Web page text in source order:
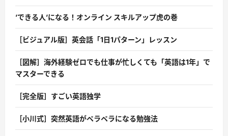
’できる人’になる！オンライン スキルアップ虎の巻
［ビジュアル版］英会話「1日1パターン」レッスン
［図解］海外経験ゼロでも仕事が忙しくても「英語は1年」で
マスターできる
［完全版］すごい英語独学
［小川式］突然英語がペラペラになる勉強法